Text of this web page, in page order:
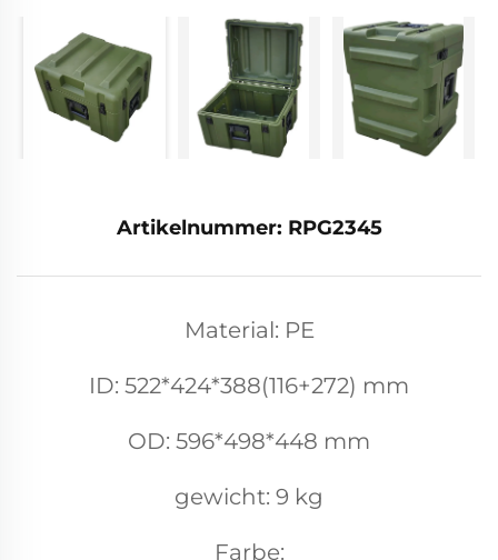
Artikelnummer: RPG2345
Material: PE
ID: 522*424*388(116+272) mm
OD: 596*498*448 mm
gewicht: 9 kg
Farbe: